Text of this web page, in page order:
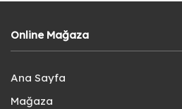
Online Mağaza
Ana Sayfa
Mağaza